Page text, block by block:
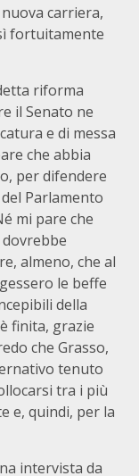
carriera,
fortuitamente
riforma
il Senato ne
e di messa
che abbia
per difendere
Parlamento
mi pare che
dovrebbe
almeno, che al
le beffe
della
finita, grazie
che Grasso,
tenuto
tra i più
e, quindi, per la
intervista da